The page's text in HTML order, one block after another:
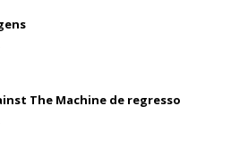
The Machine de regresso